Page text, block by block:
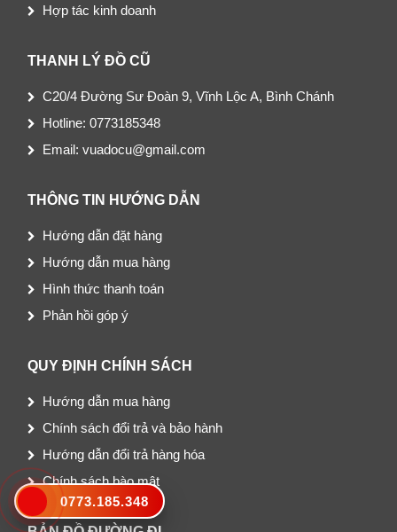
Hợp tác kinh doanh
THANH LÝ ĐỒ CŨ
C20/4 Đường Sư Đoàn 9, Vĩnh Lộc A, Bình Chánh
Hotline: 0773185348
Email: vuadocu@gmail.com
THÔNG TIN HƯỚNG DẪN
Hướng dẫn đặt hàng
Hướng dẫn mua hàng
Hình thức thanh toán
Phản hồi góp ý
QUY ĐỊNH CHÍNH SÁCH
Hướng dẫn mua hàng
Chính sách đổi trả và bảo hành
Hướng dẫn đổi trả hàng hóa
Chính sách bào mật
0773.185.348